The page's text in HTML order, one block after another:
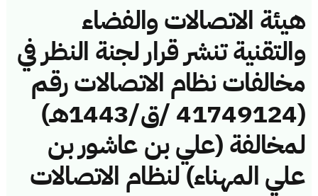
هيئة الاتصالات والفضاء
والتقنية تنشر قرار لجنة النظر في
مخالفات نظام الاتصالات رقم
(41749124 /ق/1443هـ)
لمخالفة (علي بن عاشور بن
علي المهناء) لنظام الاتصالات